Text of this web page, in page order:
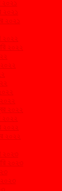
২০২১
২০২১
২০২১
২০২২
২০২২
২০২২
২০২২
২০২২
২০২২
২০২৩
২০২৩